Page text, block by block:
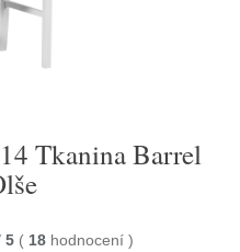
Tkanina Barrel
5 ( 18 hodnocení )